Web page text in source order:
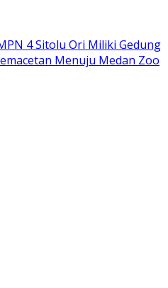
4 Sitolu Ori Miliki Gedung
Menuju Medan Zoo